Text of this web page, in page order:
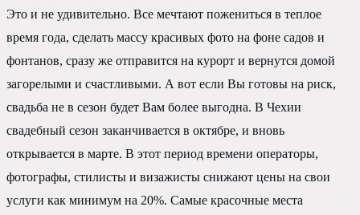
Это и не удивительно. Все мечтают пожениться в теплое
время года, сделать массу красивых фото на фоне садов и
фонтанов, сразу же отправится на курорт и вернутся домой
загорелыми и счастливыми. А вот если Вы готовы на риск,
свадьба не в сезон будет Вам более выгодна. В Чехии
свадебный сезон заканчивается в октябре, и вновь
открывается в марте. В этот период времени операторы,
фотографы, стилисты и визажисты снижают цены на свои
услуги как минимум на 20%. Самые красочные места